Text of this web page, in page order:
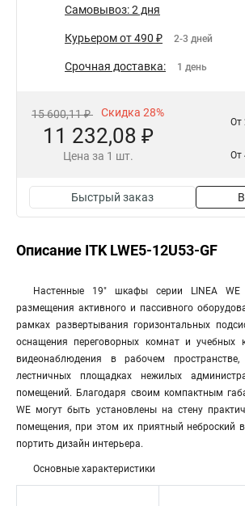
Самовывоз: 2 дня
Курьером от 490 ₽ 2-3 дней
Срочная доставка: 1 день
15 600,11 ₽ Скидка 28%
11 232,08 ₽
Цена за 1 шт.
От
От
Быстрый заказ
Описание ITK LWE5-12U53-GF
Настенные 19" шкафы серии LINEA WE
размещения активного и пассивного
рамках развертывания горизонтальных
оснащения переговорных комнат и учебных
видеонаблюдения в рабочем
лестничных площадках нежилых
помещений. Благодаря своим компактным
WE могут быть установлены на стену
помещения, при этом их приятный неброский
портить дизайн интерьера.
Основные характеристики